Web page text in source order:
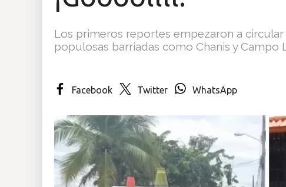
Los primeros reportes empezaron a
populosas barriadas como Chanis y Campo
Facebook Twitter WhatsApp